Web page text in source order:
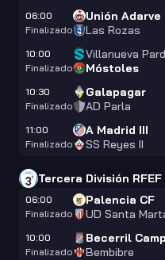
06:00
Finalizado
Unión Adarve
Las Rozas
10:00
Finalizado
Villanueva
Móstoles
10:30
Finalizado
Galapagar
AD Parla
11:00
Finalizado
A Madrid III
SS Reyes II
Tercera División
06:00
Finalizado
Palencia CF
UD Santa
10:00
Finalizado
Becerril
Bembibre